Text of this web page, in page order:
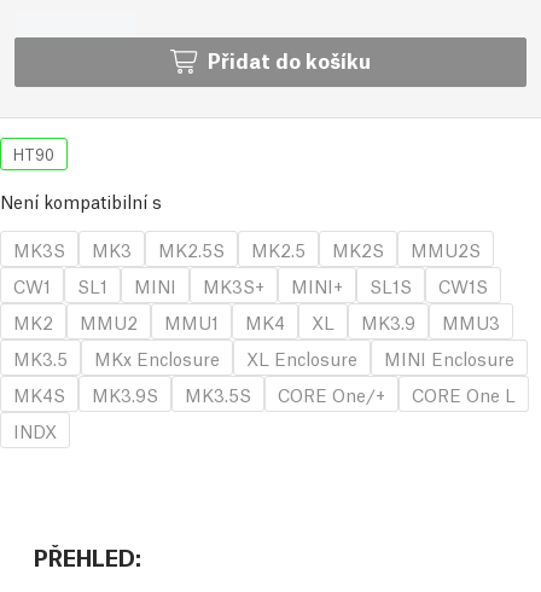
Přidat do košíku
HT90
Není kompatibilní s
MK3S
MK3 MK2.5S MK2.5 MK2S
MMU2S
CW1
SL1 MINI MK3S+ MINI+ SL1S
CW1S
MK2
MMU2 MMU1 MK4 XL MK3.9
MMU3
MK3.5
MKx Enclosure XL Enclosure
MINI Enclosure
MK4S
MK3.9S MK3.5S CORE One/+
CORE One L
INDX
PŘEHLED: